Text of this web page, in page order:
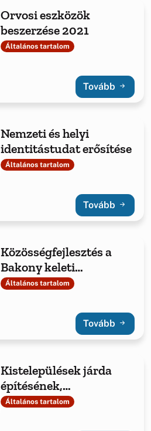
Orvosi eszközök
beszerzése 2021
Általános tartalom
Tovább
Nemzeti és helyi
identitástudat erősítése
Általános tartalom
Tovább
Közösségfejlesztés a
Bakony keleti
kapujában
Általános tartalom
Tovább
Kistelepülések járda
építésének,
felújításának anyag
Általános tartalom